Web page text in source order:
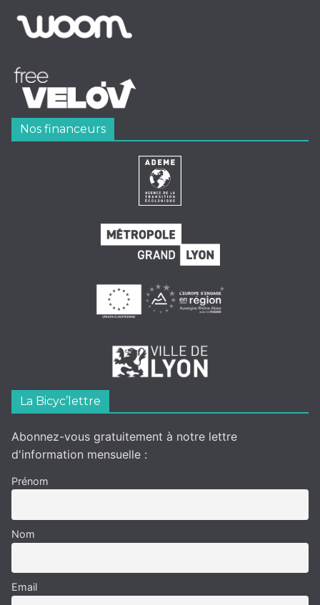
Nos financeurs
La Bicyc’lettre
Abonnez-vous gratuitement à notre lettre
d'information mensuelle :
Prénom
Nom
Email